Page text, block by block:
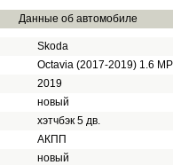
Данные об автомобиле
Skoda
Octavia (2017-2019) 1.6 MPI
2019
новый
хэтчбэк 5 дв.
АКПП
новый